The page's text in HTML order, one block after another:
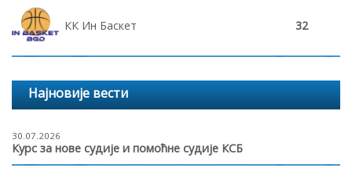
КК Ин Баскет 32
Најновије вести
30.07.2026
Курс за нове судије и помоћне судије КСБ